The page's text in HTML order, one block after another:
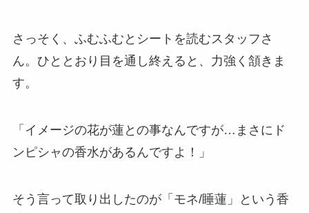
さっそく、ふむふむとシートを読むスタッフさ
ん。ひととおり目を通し終えると、力強く頷きま
す。
「イメージの花が蓮との事なんですが…まさにド
ンピシャの香水があるんですよ！」
そう言って取り出したのが「モネ/睡蓮」という香